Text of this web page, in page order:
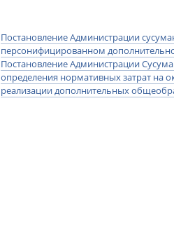
Постановление Администрации
персонифицированном
Постановление Администрации
определения нормативных затрат на
реализации дополнительных